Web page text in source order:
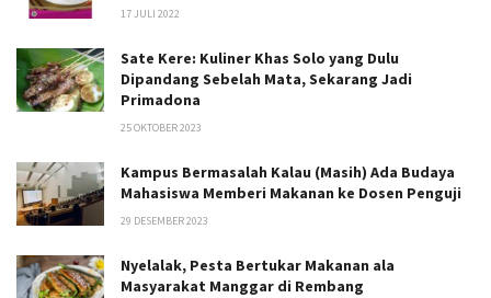
17 JULI 2022
Sate Kere: Kuliner Khas Solo yang Dulu
Dipandang Sebelah Mata, Sekarang Jadi
Primadona
25 OKTOBER 2023
Kampus Bermasalah Kalau (Masih) Ada Budaya
Mahasiswa Memberi Makanan ke Dosen Penguji
29 DESEMBER 2023
Nyelalak, Pesta Bertukar Makanan ala
Masyarakat Manggar di Rembang